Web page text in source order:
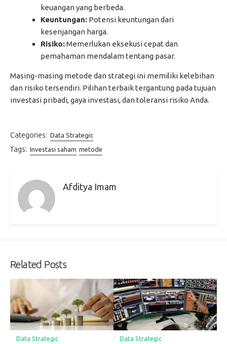
keuangan yang berbeda.
Keuntungan: Potensi keuntungan dari
kesenjangan harga.
Risiko:Memerlukan eksekusi cepat dan
pemahaman mendalam tentang pasar.
Masing-masing metode dan strategi ini memiliki kelebihan
dan risiko tersendiri. Pilihan terbaik tergantung pada tujuan
investasi pribadi, gaya investasi, dan toleransi risiko Anda.
Categories: Data Strategic
Tags: Investasi saham metode
Afditya Imam
Related Posts
Data Strategic Data Strategic